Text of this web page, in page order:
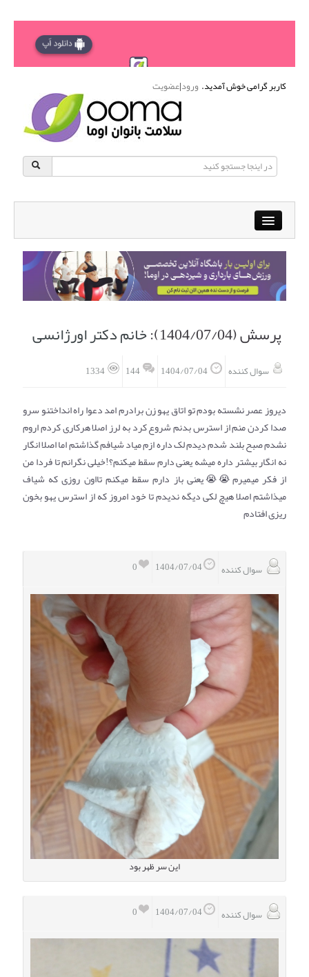
کاربر گرامی خوش آمدید.ورود|عضویت
Close
باشگاه آنلاین ورزشی اوما دانشنامه سلامت بانوان
پرسش و پاسخ انجمن متخصصین زنان و اوما
انتخاب نام کودک فهرست مواد غذایی
اپلیکیشن بارداری و کودک اوما تماس با ما
پرسش (1404/07/04): خانم دکتر اورژانسی
144 سوال کننده
دیروز عصر نشسته بودم تو اتاق یهو زن برادرم امد دعوا راه انداختنو سرو
صدا کردن منم از استرس بدنم شروع کرد به لرز اصلا هرکاری کردم اروم
نشدم صبح بلند شدم دیدم لک داره ازم میاد شیافم گذاشتم اما اصلا انگار
نه انگار بیشتر داره میشه یعنی دارم سقط میکنم؟!خیلی نگرانم تا فردا من
از فکر میمیرم😭😭یعنی باز دارم سقط میکنم تااون روزی که شیاف
میذاشتم اصلا هیچ لکی دیگه ندیدم تا خود امروز که از استرس یهو بخون
ریزی افتادم
0 سوال کننده
این سر ظهر بود
0 سوال کننده